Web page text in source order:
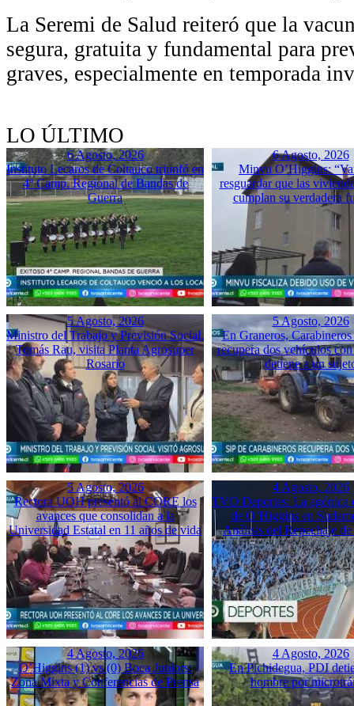
La Seremi de Salud reiteró que la
segura, gratuita y fundamental para
graves, especialmente en temporada
LO ÚLTIMO
6 Agosto, 2026
Instituto Lecaros de Coltauco triunfó en
4º Camp. Regional de Bandas de
Guerra
6 Agosto, 2026
Minvu O’Higgins:
resguardar que las
cumplan su verdadera
5 Agosto, 2026
Ministro del Trabajo y Previsión Social,
Tomás Rau, visita Planta Agrosuper
Rosario
5 Agosto, 2026
En Graneros,
recupera dos vehículos
detiene a un
5 Agosto, 2026
Rectora UOH presentó al CORE los
avances que consolidan a la
Universidad Estatal en 11 años de vida
4 Agosto, 2026
TVO Deportes: La agónica
de O’Higgins en
Análisis del Repechaje de
4 Agosto, 2026
O’Higgins (1) vs (0) Boca Juniors:
Zona Mixta y Conferencias de Prensa
4 Agosto, 2026
En Pichidegua, PDI
hombre por